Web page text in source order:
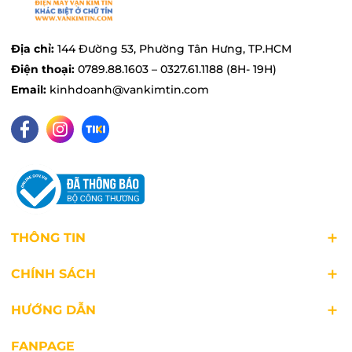
dụng này được nhiều chị em biết đến và tin
Địa chỉ: 144 Đường 53, Phường Tân Hưng, TP.HCM
Điện thoại: 0789.88.1603 – 0327.61.1188 (8H- 19H)
Email: kinhdoanh@vankimtin.com
THÔNG TIN
CHÍNH SÁCH
HƯỚNG DẪN
FANPAGE